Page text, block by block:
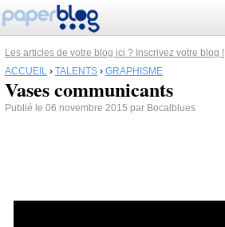
Les articles de votre blog ici ? Inscrivez votre blog !
ACCUEIL › TALENTS › GRAPHISME
Vases communicants
Publié le 06 novembre 2015 par Bocalblues